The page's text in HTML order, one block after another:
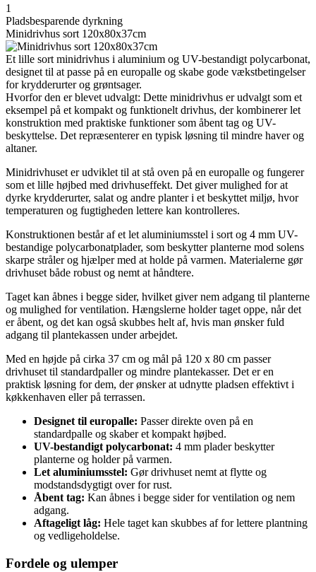
1
Pladsbesparende dyrkning
Minidrivhus sort 120x80x37cm
Et lille sort minidrivhus i aluminium og UV-bestandigt polycarbonat,
designet til at passe på en europalle og skabe gode vækstbetingelser
for krydderurter og grøntsager.
Hvorfor den er blevet udvalgt: Dette minidrivhus er udvalgt som et
eksempel på et kompakt og funktionelt drivhus, der kombinerer let
konstruktion med praktiske funktioner som åbent tag og UV-
beskyttelse. Det repræsenterer en typisk løsning til mindre haver og
altaner.
Minidrivhuset er udviklet til at stå oven på en europalle og fungerer
som et lille højbed med drivhuseffekt. Det giver mulighed for at
dyrke krydderurter, salat og andre planter i et beskyttet miljø, hvor
temperaturen og fugtigheden lettere kan kontrolleres.
Konstruktionen består af et let aluminiumsstel i sort og 4 mm UV-
bestandige polycarbonatplader, som beskytter planterne mod solens
skarpe stråler og hjælper med at holde på varmen. Materialerne gør
drivhuset både robust og nemt at håndtere.
Taget kan åbnes i begge sider, hvilket giver nem adgang til planterne
og mulighed for ventilation. Hængslerne holder taget oppe, når det
er åbent, og det kan også skubbes helt af, hvis man ønsker fuld
adgang til plantekassen under arbejdet.
Med en højde på cirka 37 cm og mål på 120 x 80 cm passer
drivhuset til standardpaller og mindre plantekasser. Det er en
praktisk løsning for dem, der ønsker at udnytte pladsen effektivt i
køkkenhaven eller på terrassen.
Designet til europalle: Passer direkte oven på en
standardpalle og skaber et kompakt højbed.
UV-bestandigt polycarbonat: 4 mm plader beskytter
planterne og holder på varmen.
Let aluminiumsstel: Gør drivhuset nemt at flytte og
modstandsdygtigt over for rust.
Åbent tag: Kan åbnes i begge sider for ventilation og nem
adgang.
Aftageligt låg: Hele taget kan skubbes af for lettere plantning
og vedligeholdelse.
Fordele og ulemper